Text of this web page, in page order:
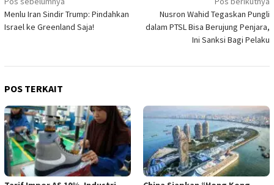
pos
Menlu Iran Sindir Trump: Pindahkan
Israel ke Greenland Saja!
Nusron Wahid Tegaskan Pungli
dalam PTSL Bisa Berujung Penjara,
Ini Sanksi Bagi Pelaku
POS TERKAIT